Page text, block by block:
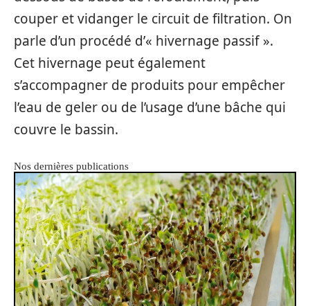
couper et vidanger le circuit de filtration. On
parle d’un procédé d’« hivernage passif ».
Cet hivernage peut également
s’accompagner de produits pour empêcher
l’eau de geler ou de l’usage d’une bâche qui
couvre le bassin.
Nos dernières publications